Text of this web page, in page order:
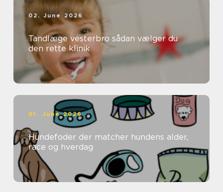
02. June 2026
Tandlæge vesterbro sådan vælger du
den rette klinik
01. June 2026
Hundefoder der matcher hundens alder,
race og hverdag